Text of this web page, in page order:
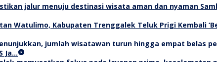
Teluk Prigi Kembali
Ja…